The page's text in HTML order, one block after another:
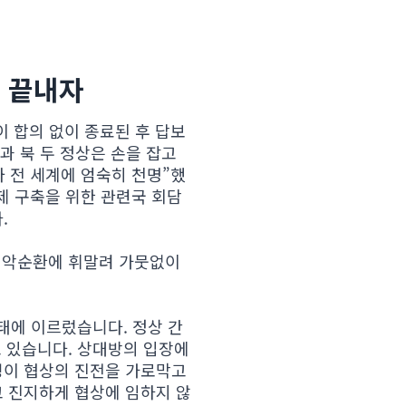
내자
합의 없이 종료된 후 답보
북 두 정상은 손을 잡고
세계에 엄숙히 천명”했
구축을 위한 관련국 회담
순환에 휘말려 가뭇없이
에 이르렀습니다. 정상 간
습니다. 상대방의 입장에
협상의 진전을 가로막고
지하게 협상에 임하지 않